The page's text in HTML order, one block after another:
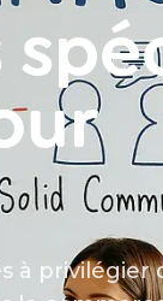
à privilégier